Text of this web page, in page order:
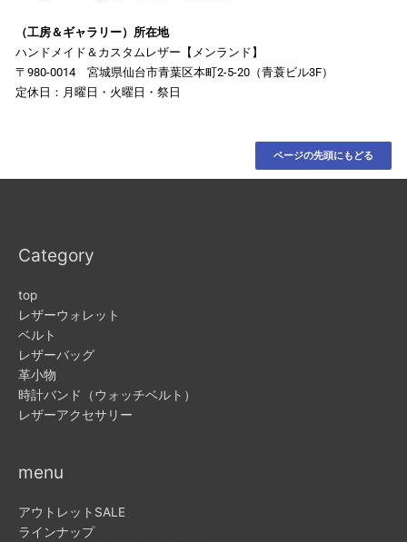
（工房＆ギャラリー）所在地
ハンドメイド＆カスタムレザー【メンランド】
〒980-0014 宮城県仙台市青葉区本町2-5-20（青蓑ビル3F）
定休日：月曜日・火曜日・祭日
ページの先頭にもどる
Category
top
レザーウォレット
ベルト
レザーバッグ
革小物
時計バンド（ウォッチベルト）
レザーアクセサリー
menu
アウトレットSALE
ラインナップ